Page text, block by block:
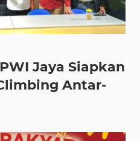
Jaya Siapkan
Antar-